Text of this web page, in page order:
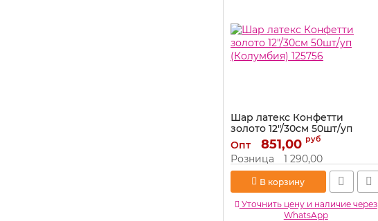
Шар латекс Конфетти
золото 12"/30см 50шт/уп
(Колумбия) 125756
Артикул: 125756
Опт 851,00 руб
Розница 1 290,00
В корзину
Уточнить цену и наличие через
WhatsApp